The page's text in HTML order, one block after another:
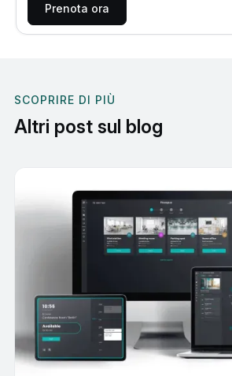
Prenota ora
SCOPRIRE DI PIÙ
Altri post sul blog